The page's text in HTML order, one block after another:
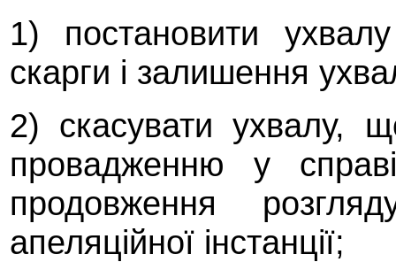
1) постановити
скарги і залишення
2) скасувати ухвалу,
провадженню у
продовження
апеляційної інстанції;